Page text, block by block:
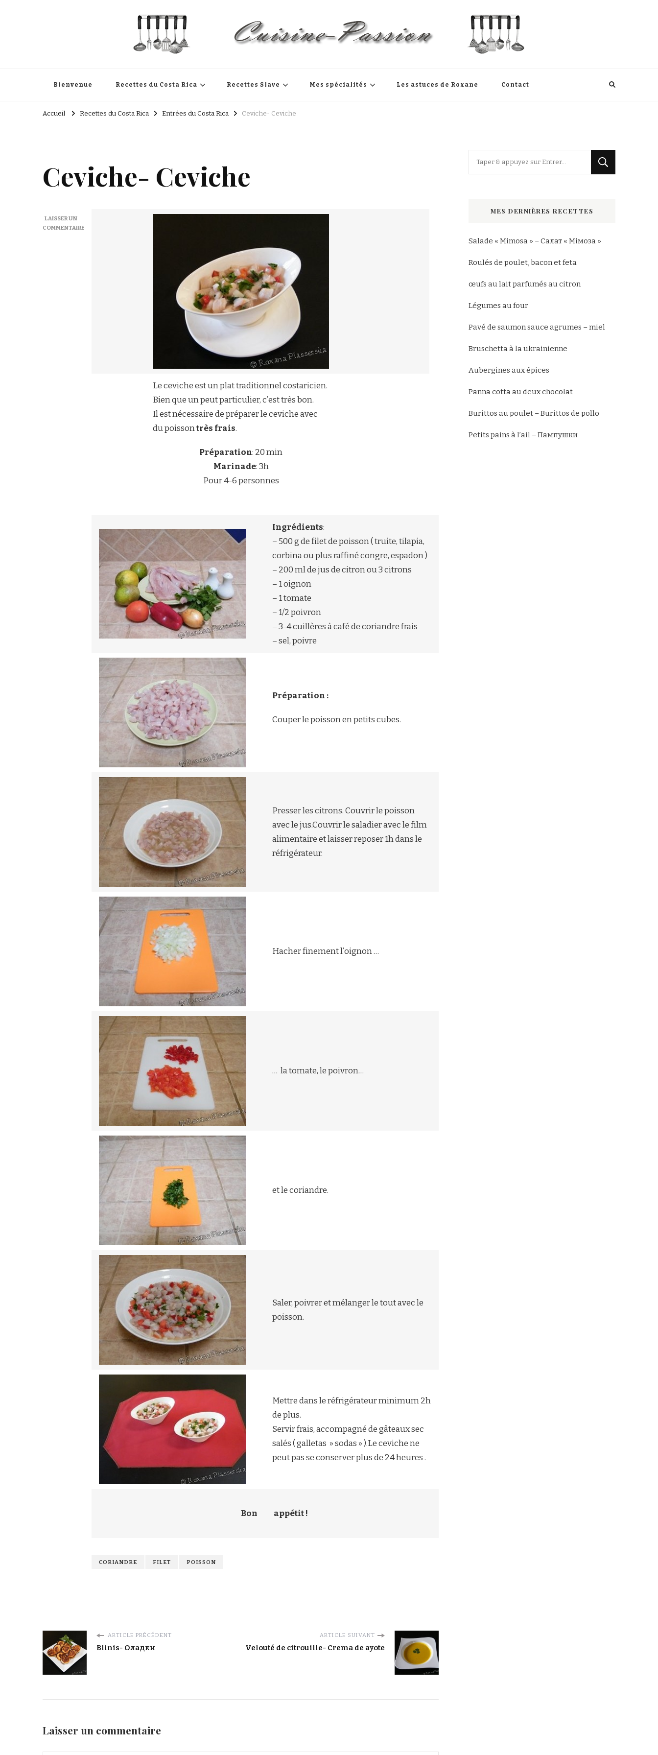
Bienvenue Recettes du Costa Rica Recettes Slave Mes spécialités Les astuces de Roxane Contact
Accueil Recettes du Costa Rica Entrées du Costa Rica Ceviche- Ceviche
Ceviche- Ceviche
LAISSER UN
COMMENTAIRE
Le ceviche est un plat traditionnel costaricien.
Bien que un peut particulier, c’est très bon.
Il est nécessaire de préparer le ceviche avec
du poissontrès frais.
Préparation: 20 min
Marinade: 3h
Pour 4-6 personnes
Ingrédients:
– 500 g de filet de poisson ( truite, tilapia,
corbina ou plus raffiné congre, espadon )
– 200 ml de jus de citron ou 3 citrons
– 1 oignon
– 1 tomate
– 1/2 poivron
– 3-4 cuillères à café de coriandre frais
– sel, poivre
Préparation :
Couper le poisson en petits cubes.
Presser les citrons. Couvrir le poisson
avec le jus.Couvrir le saladier avec le film
alimentaire et laisser reposer 1h dans le
réfrigérateur.
Hacher finement l’oignon …
… la tomate, le poivron…
et le coriandre.
Saler, poivrer et mélanger le tout avec le
poisson.
Mettre dans le réfrigérateur minimum 2h
de plus.
Servir frais, accompagné de gâteaux sec
salés ( galletas » sodas » ).Le ceviche ne
peut pas se conserver plus de 24 heures .
Bon appétit !
CORIANDRE FILET POISSON
ARTICLE PRÉCÉDENT
Blinis- Оладки
ARTICLE SUIVANT
Velouté de citrouille- Crema de ayote
Laisser un commentaire
MES DERNIÈRES RECETTES
Salade « Mimosa » – Салат « Мімоза »
Roulés de poulet, bacon et feta
œufs au lait parfumés au citron
Légumes au four
Pavé de saumon sauce agrumes – miel
Bruschetta à la ukrainienne
Aubergines aux épices
Panna cotta au deux chocolat
Burittos au poulet – Burittos de pollo
Petits pains à l’ail – Пампушки